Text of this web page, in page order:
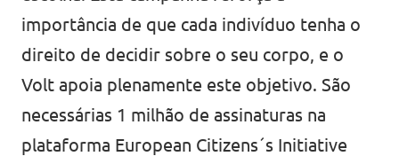
importância de que cada indivíduo tenha o
direito de decidir sobre o seu corpo, e o
Volt apoia plenamente este objetivo. São
necessárias 1 milhão de assinaturas na
plataforma European Citizens´s Initiative